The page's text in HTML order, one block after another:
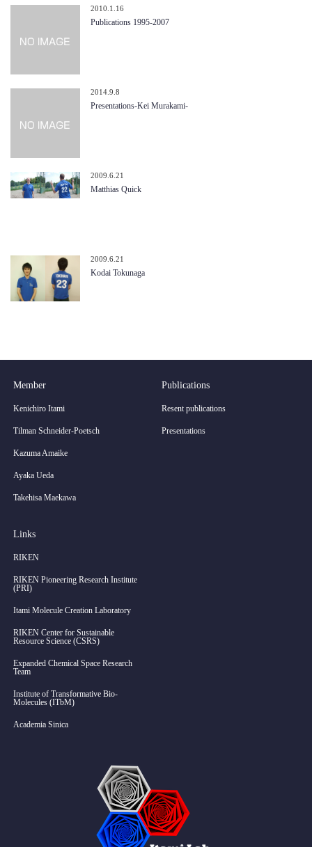
2010.1.16
Publications 1995-2007
2014.9.8
Presentations-Kei Murakami-
2009.6.21
Matthias Quick
2009.6.21
Kodai Tokunaga
Member
Kenichiro Itami
Tilman Schneider-Poetsch
Kazuma Amaike
Ayaka Ueda
Takehisa Maekawa
Publications
Resent publications
Presentations
Links
RIKEN
RIKEN Pioneering Research Institute
(PRI)
Itami Molecule Creation Laboratory
RIKEN Center for Sustainable
Resource Science (CSRS)
Expanded Chemical Space Research
Team
Institute of Transformative Bio-
Molecules (ITbM)
Academia Sinica